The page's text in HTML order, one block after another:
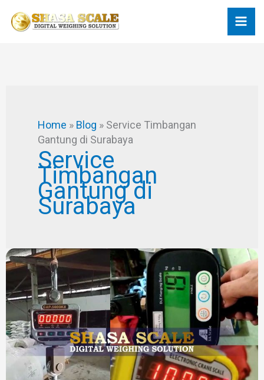
Home » Blog » Service Timbangan
Gantung di Surabaya
Service
Timbangan
Gantung di
Surabaya
Memperbaiki
Timbangan
Gantung
Digital
100%
BERHASIL